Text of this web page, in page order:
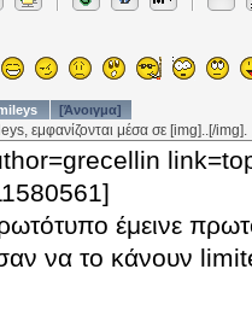
[Άνοιγμα]
εμφανίζονται μέσα σε [img]..[/img].